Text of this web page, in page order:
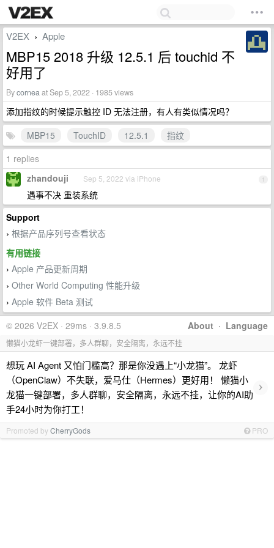
V2EX › Apple
MBP15 2018 升级 12.5.1 后 touchid 不
好用了
Bycorneaat Sep 5, 2022 · 1985 views
添加指纹的时候提示触控 ID 无法注册，有人有类似情况吗？
MBP15
TouchID 12.5.1
指纹
1 replies
1
zhandouji Sep 5, 2022 via iPhone
遇事不决 重装系统
Support
› 根据产品序列号查看状态
有用链接
› Apple 产品更新周期
› Other World Computing 性能升级
› Apple 软件 Beta 测试
About · Language
© 2026 V2EX · 29ms · 3.9.8.5
懒猫小龙虾一键部署，多人群聊，安全隔离，永远不挂
想玩 AI Agent 又怕门槛高？那是你没遇上“小龙猫”。 龙虾
（OpenClaw）不失联，爱马仕（Hermes）更好用！ 懒猫小
龙猫一键部署，多人群聊，安全隔离，永远不挂，让你的AI助
手24小时为你打工！
›
Promoted byCherryGods PRO